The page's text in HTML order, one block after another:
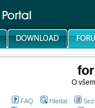
O
FAQ Hledat